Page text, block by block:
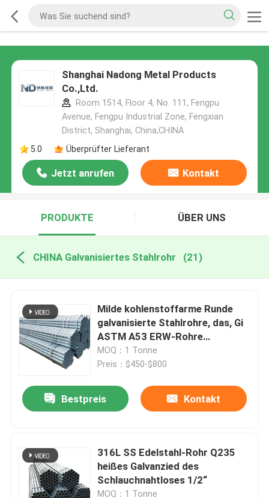
Shanghai Nadong Metal Products
Co.,Ltd.
Room 1514, Floor 4, No. 111, Fengpu
Avenue, Fengpu Industrial Zone, Fengxian
District, Shanghai, China,CHINA
5.0
Überprüfter Lieferant
Jetzt anrufen Kontakt
PRODUKTE ÜBER UNS
CHINA Galvanisiertes Stahlrohr (21)
Milde kohlenstoffarme Runde
galvanisierte Stahlrohre, das, Gi
ASTM A53 ERW-Rohre
schweißte
MOQ：1 Tonne
Preis：$450-$800
Bestpreis Kontakt
316L SS Edelstahl-Rohr Q235
heißes Galvanzied des
Schlauchnahtloses 1/2“
MOQ：1 Tonne